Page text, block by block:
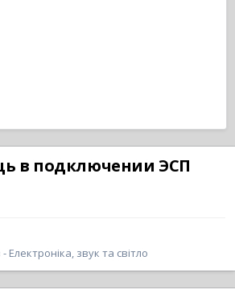
в подключении ЭСП
- Електроніка, звук та світло